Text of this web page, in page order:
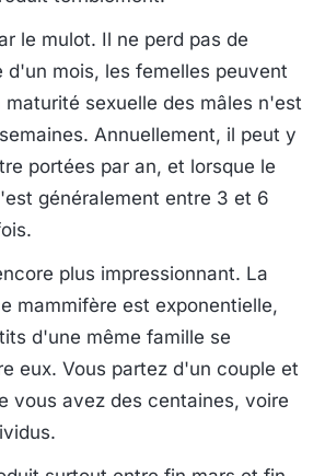
le mulot. Il ne perd pas de
d'un mois, les femelles peuvent
maturité sexuelle des mâles n'est
Annuellement, il peut y
portées par an, et lorsque le
généralement entre 3 et 6
plus impressionnant. La
mammifère est exponentielle,
d'une même famille se
eux. Vous partez d'un couple et
vous avez des centaines, voire